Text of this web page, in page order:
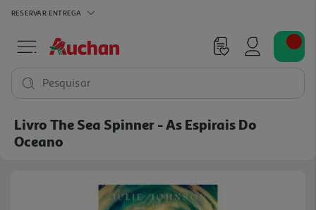
RESERVAR ENTREGA
Pesquisar
Livro The Sea Spinner - As Espirais Do
Oceano